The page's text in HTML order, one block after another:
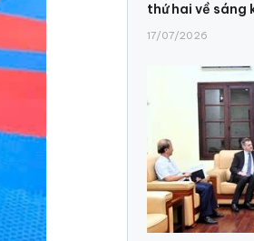
thứ hai về sáng
17/07/2026